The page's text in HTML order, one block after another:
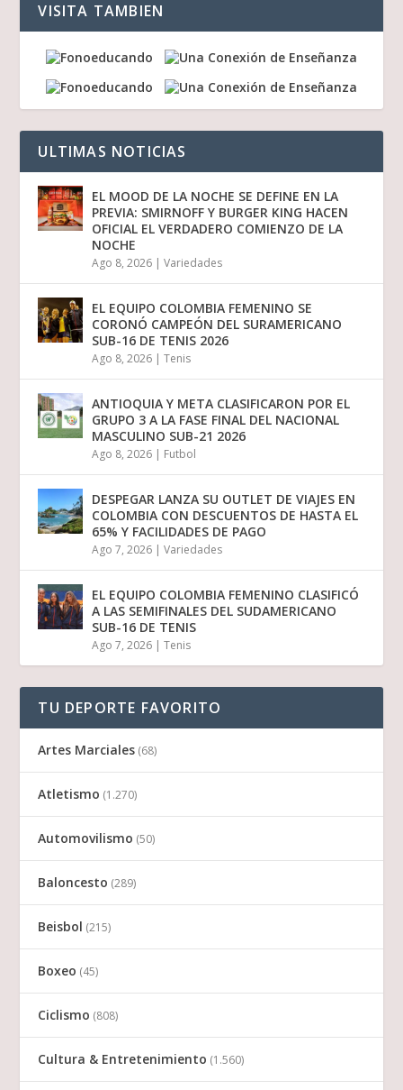
VISITA TAMBIEN
ULTIMAS NOTICIAS
EL MOOD DE LA NOCHE SE DEFINE EN LA
PREVIA: SMIRNOFF Y BURGER KING HACEN
OFICIAL EL VERDADERO COMIENZO DE LA
NOCHE
Ago 8, 2026 |Variedades
EL EQUIPO COLOMBIA FEMENINO SE
CORONÓ CAMPEÓN DEL SURAMERICANO
SUB-16 DE TENIS 2026
Ago 8, 2026 |Tenis
ANTIOQUIA Y META CLASIFICARON POR EL
GRUPO 3 A LA FASE FINAL DEL NACIONAL
MASCULINO SUB-21 2026
Ago 8, 2026 | Futbol
DESPEGAR LANZA SU OUTLET DE VIAJES EN
COLOMBIA CON DESCUENTOS DE HASTA EL
65% Y FACILIDADES DE PAGO
Ago 7, 2026 |Variedades
EL EQUIPO COLOMBIA FEMENINO CLASIFICÓ
A LAS SEMIFINALES DEL SUDAMERICANO
SUB-16 DE TENIS
Ago 7, 2026 |Tenis
TU DEPORTE FAVORITO
Artes Marciales (68)
Atletismo (1.270)
Automovilismo (50)
Baloncesto (289)
Beisbol (215)
Boxeo (45)
Ciclismo (808)
Cultura & Entretenimiento (1.560)